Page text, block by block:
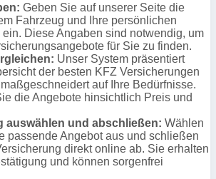
Geben Sie auf unserer Seite die
Fahrzeug und Ihre persönlichen
ein. Diese Angaben sind notwendig, um
für Sie zu finden.
Unser System präsentiert
der besten KFZ Versicherungen
auf Ihre Bedürfnisse.
die Angebote hinsichtlich Preis und
auswählen und abschließen: Wählen
passende Angebot aus und schließen
direkt online ab. Sie erhalten
und können sorgenfrei